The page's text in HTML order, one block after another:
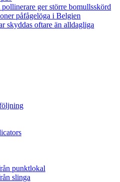
pollinerare ger större bomullsskörd
påfågelöga i Belgien
skyddas oftare än alldagliga
punktlokal
slinga